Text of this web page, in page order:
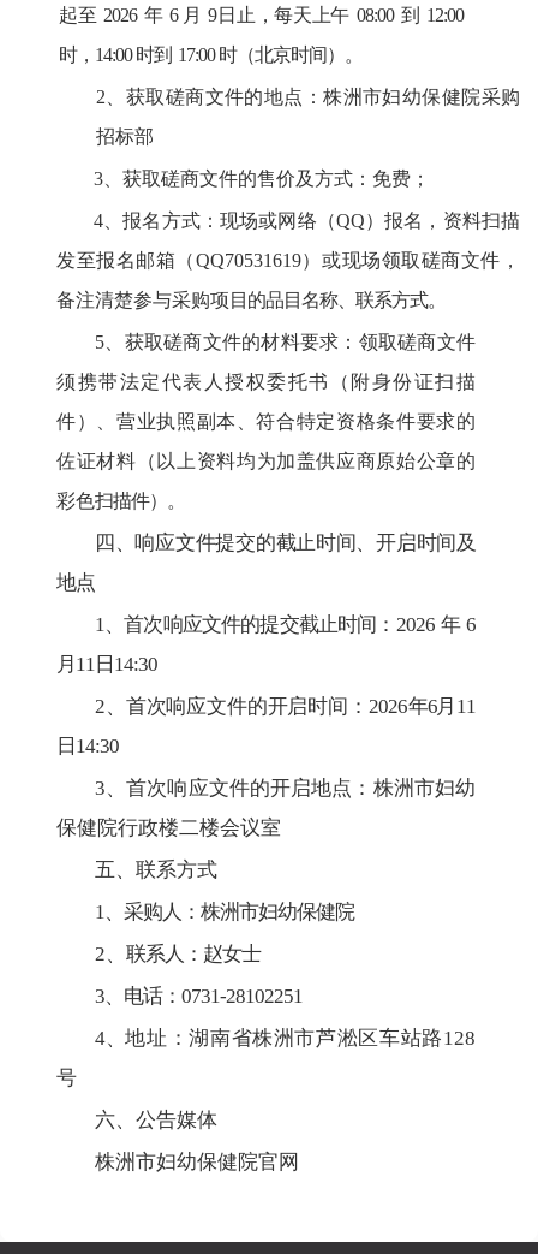
起至 2026 年 6 月 9日止，每天上午 08:00 到 12:00
时， 14:00 时到 17:00 时（北京时间）。
2
获取磋商文件的地点：株洲市妇幼保健院采购
招标部
3 获取磋商文件的售价及方式：免费；
4 、报名方式：现场或网络（QQ）报名，资料扫描
发至报名邮箱（QQ70531619）或现场领取磋商文件，
备注清楚参与采购项 目的品目名称、联系方式。
5
获取磋商文件的材料要求：领取磋商文件
须携带法定代表人授权委托书（附身份证扫描
件）、营业执照副本、符合特定资格条件要求的
佐证材料 （以上资料均为加盖供应商原始公章的
彩色扫描件） 。
四、 响应文件提交的截止时间、开启时间及
地点
1 、首次响应文件的提交截止时间：2026 年 6
月11日 14:30
2、 首次响应文件的开启时间：2026年6月 11
日 14:30
3、首次响应文件的开启地点：株洲市妇幼
保健院行政楼二楼会议室
五、联系方式
1 、 采购人 ：株洲市妇幼保健院
2、 联系人：赵女士
3、 电话：0731-28102251
4、地址：湖南省株洲市芦淞区车站路128
号
六、公告媒体
株洲市妇幼保健院官网